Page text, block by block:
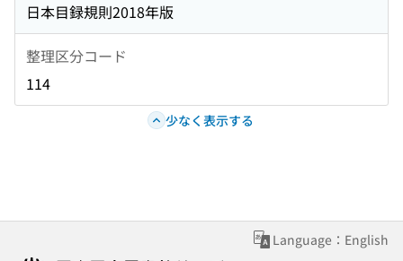
日本目録規則2018年版
整理区分コード
114
少なく表示する
Language：English